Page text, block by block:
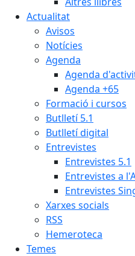
Actualitat
Avisos
Notícies
Agenda
Agenda
Agenda +65
Formació i cursos
Butlletí 5.1
Butlletí digital
Entrevistes
Entrevistes 5.1
Entrevistes a
Entrevistes
Xarxes socials
RSS
Hemeroteca
Temes